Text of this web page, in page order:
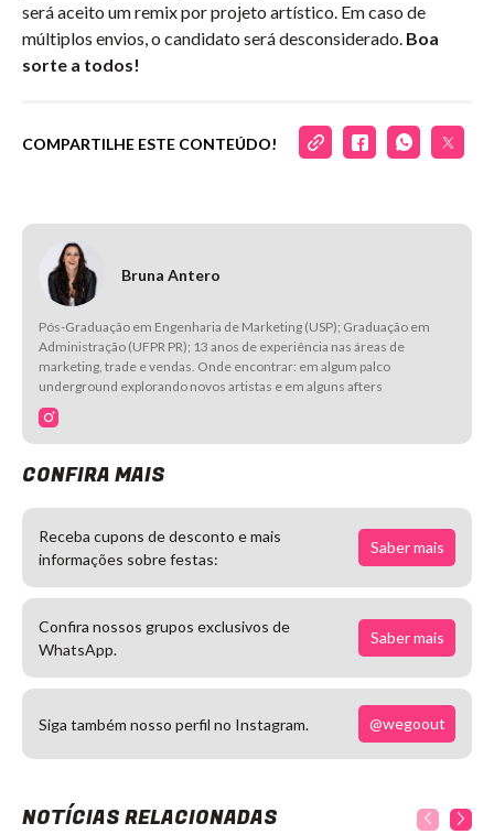
será aceito um remix por projeto artístico. Em caso de
múltiplos envios, o candidato será desconsiderado. Boa
sorte a todos!
COMPARTILHE ESTE CONTEÚDO!
Bruna Antero
Pós-Graduação em Engenharia de Marketing (USP); Graduação em
Administração (UFPR PR); 13 anos de experiência nas áreas de
marketing, trade e vendas. Onde encontrar: em algum palco
underground explorando novos artistas e em alguns afters
CONFIRA MAIS
Receba cupons de desconto e mais
informações sobre festas:
Saber mais
Confira nossos grupos exclusivos de
WhatsApp.
Saber mais
Siga também nosso perfil no Instagram. @wegoout
NOTÍCIAS RELACIONADAS